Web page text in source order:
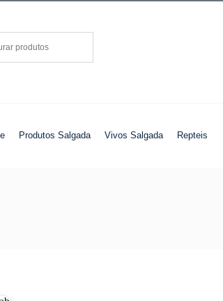
Produtos Salgada Vivos Salgada Repteis